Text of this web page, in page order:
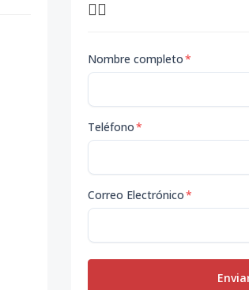
👇🏽
Nombre completo*
Teléfono*
Correo Electrónico*